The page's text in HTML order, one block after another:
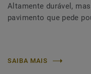
Altamente durável,
pavimento que pede
SAIBA MAIS